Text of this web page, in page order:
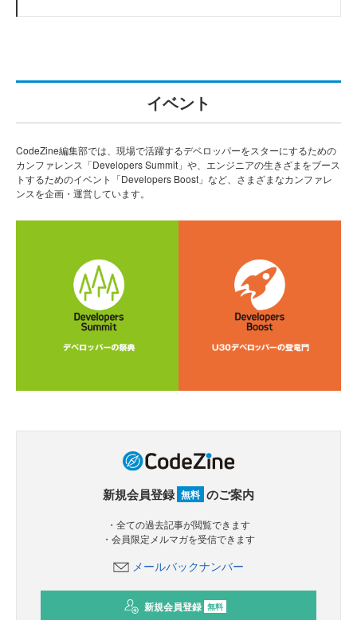
イベント
CodeZine編集部では、現場で活躍するデベロッパーをスターにするための
カンファレンス「Developers Summit」や、エンジニアの生きざまをブース
トするためのイベント「Developers Boost」など、さまざまなカンファレ
ンスを企画・運営しています。
新規会員登録 無料 のご案内
・全ての過去記事が閲覧できます
・会員限定メルマガを受信できます
メールバックナンバー
新規会員登録 無料